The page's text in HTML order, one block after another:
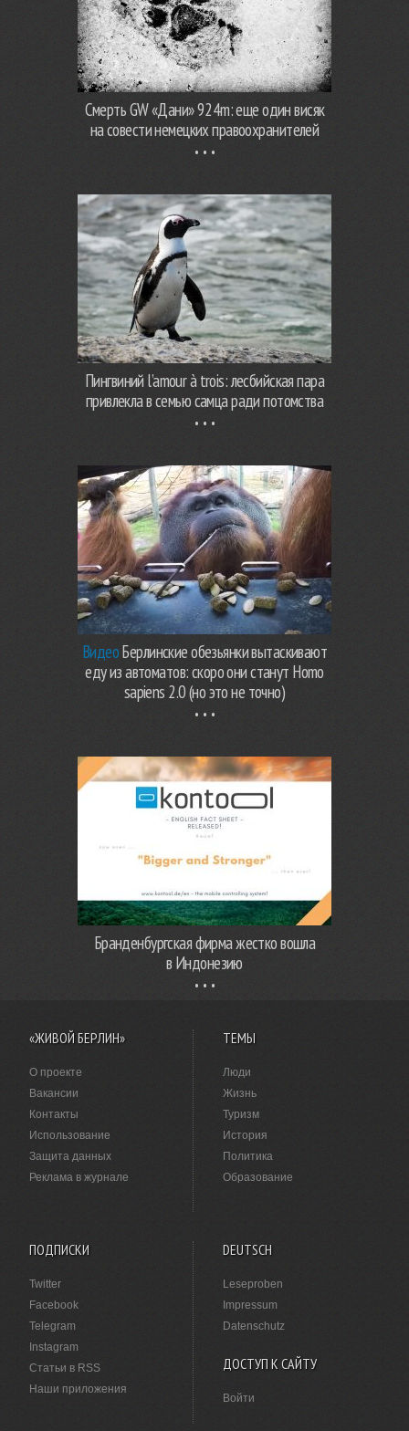
Смерть GW «Дани» 924m: еще один висяк
на совести немецких правоохранителей
Пингвиний l’amour à trois: лесбийская пара
привлекла в семью самца ради потомства
ВидеоБерлинские обезьянки вытаскивают
еду из автоматов: скоро они станут Homo
sapiens 2.0 (но это не точно)
Бранденбургская фирма жестко вошла
в Индонезию
«ЖИВОЙ БЕРЛИН»
О проекте
Вакансии
Контакты
Использование
Защита данных
Реклама в журнале
ТЕМЫ
Люди
Жизнь
Туризм
История
Политика
Образование
ПОДПИСКИ
Twitter
Facebook
Telegram
Instagram
Статьи в RSS
Наши приложения
DEUTSCH
Leseproben
Impressum
Datenschutz
ДОСТУП К САЙТУ
Войти